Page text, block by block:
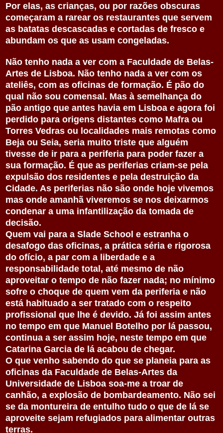
Por elas, as crianças, ou por razões obscuras
começaram a rarear os restaurantes que servem
as batatas descascadas e cortadas de fresco e
abundam os que as usam congeladas.
Não tenho nada a ver com a Faculdade de Belas-
Artes de Lisboa. Não tenho nada a ver com os
ateliês, com as oficinas de formação. É pão do
qual não sou comensal. Mas à semelhança do
pão antigo que antes havia em Lisboa e agora foi
perdido para origens distantes como Mafra ou
Torres Vedras ou localidades mais remotas como
Beja ou Seia, seria muito triste que alguém
tivesse de ir para a periferia para poder fazer a
sua formação. É que as periferias criam-se pela
expulsão dos residentes e pela destruição da
Cidade. As periferias não são onde hoje vivemos
mas onde amanhã viveremos se nos deixarmos
condenar a uma infantilização da tomada de
decisão.
Quem vai para a Slade School e estranha o
desafogo das oficinas, a prática séria e rigorosa
do ofício, a par com a liberdade e a
responsabilidade total, até mesmo de não
aproveitar o tempo de não fazer nada; no mínimo
sofre o choque de quem vem da periferia e não
está habituado a ser tratado com o respeito
profissional que lhe é devido. Já foi assim antes
no tempo em que Manuel Botelho por lá passou,
continua a ser assim hoje, neste tempo em que
Catarina Garcia de lá acabou de chegar.
O que venho sabendo do que se planeia para as
oficinas da Faculdade de Belas-Artes da
Universidade de Lisboa soa-me a troar de
canhão, a explosão de bombardeamento. Não sei
se da montureira de entulho tudo o que de lá se
aproveite sejam refugiados para alimentar outras
terras.